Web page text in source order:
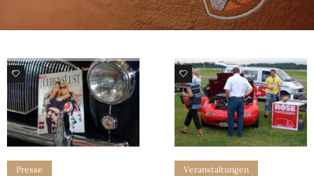
99
Presse
98
Veranstaltungen